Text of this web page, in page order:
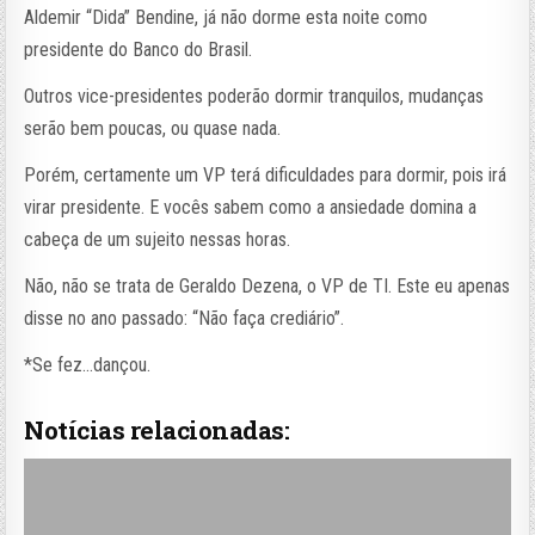
Aldemir “Dida” Bendine, já não dorme esta noite como
presidente do Banco do Brasil.
Outros vice-presidentes poderão dormir tranquilos, mudanças
serão bem poucas, ou quase nada.
Porém, certamente um VP terá dificuldades para dormir, pois irá
virar presidente. E vocês sabem como a ansiedade domina a
cabeça de um sujeito nessas horas.
Não, não se trata de Geraldo Dezena, o VP de TI. Este eu apenas
disse no ano passado: “Não faça crediário”.
*Se fez…dançou.
Notícias relacionadas: